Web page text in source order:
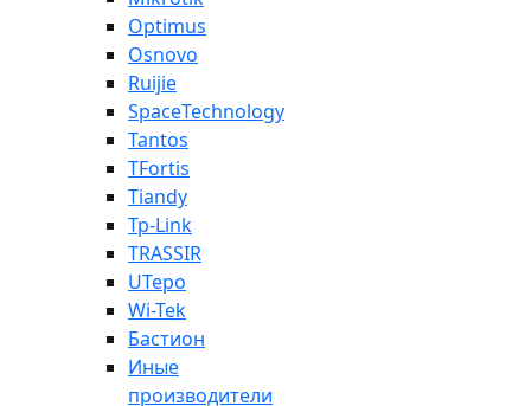
Optimus
Osnovo
Ruijie
SpaceTechnology
Tantos
TFortis
Tiandy
Tp-Link
TRASSIR
UTepo
Wi-Tek
Бастион
Иные
производители